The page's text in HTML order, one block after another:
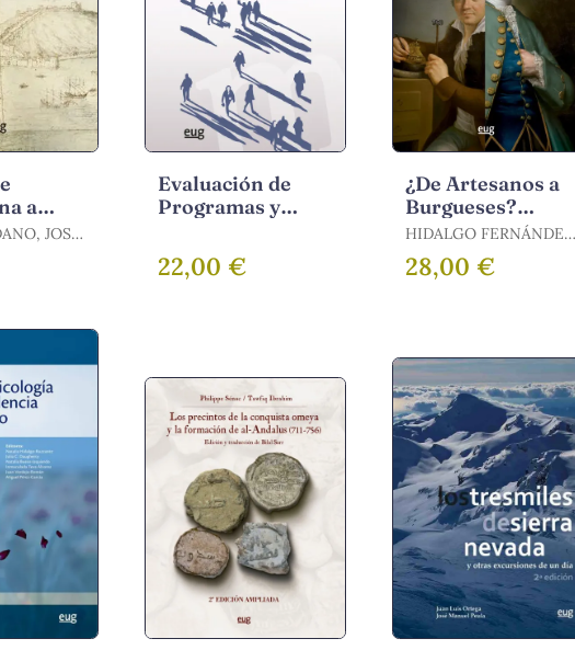
a
JOSÉ
Evaluación de
Programas y
22,00 €
¿De Artesanos a
Burgueses?
Plateros,
Trayectorias
Familiares y
HIDALGO FERNÁNDEZ,
FRANCISCO
28,00 €